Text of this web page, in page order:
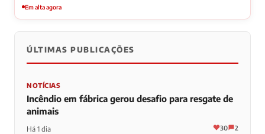
Em alta agora
ÚLTIMAS PUBLICAÇÕES
NOTÍCIAS
Incêndio em fábrica gerou desafio para resgate de
animais
Há 1 dia 30 2